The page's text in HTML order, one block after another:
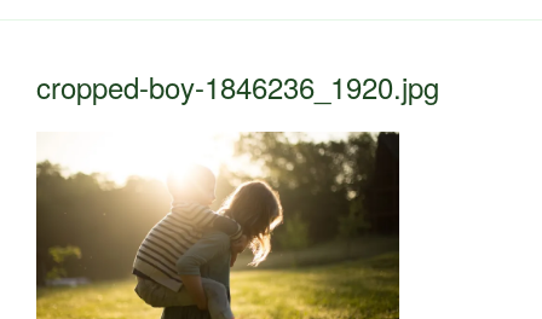
cropped-boy-1846236_1920.jpg